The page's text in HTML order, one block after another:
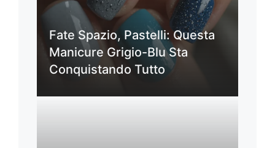
Fate Spazio, Pastelli: Questa
Manicure Grigio-Blu Sta
Conquistando Tutto